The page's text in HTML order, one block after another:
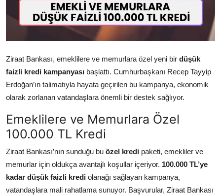
Ziraat Bankası, emeklilere ve memurlara özel yeni bir düşük
faizli kredi kampanyası başlattı. Cumhurbaşkanı Recep Tayyip
Erdoğan’ın talimatıyla hayata geçirilen bu kampanya, ekonomik
olarak zorlanan vatandaşlara önemli bir destek sağlıyor.
Emeklilere ve Memurlara Özel
100.000 TL Kredi
Ziraat Bankası’nın sunduğu bu özel kredi paketi, emekliler ve
memurlar için oldukça avantajlı koşullar içeriyor. 100.000 TL’ye
kadar düşük faizli kredi olanağı sağlayan kampanya,
vatandaşlara mali rahatlama sunuyor. Başvurular, Ziraat Bankası